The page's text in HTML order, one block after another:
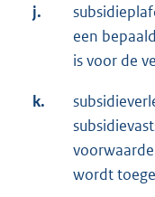
j.
een
is voor de
k.
wordt